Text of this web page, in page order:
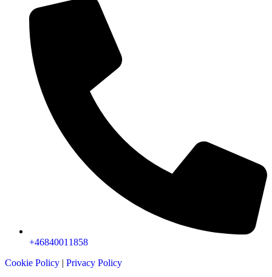
+46840011858
Cookie Policy | Privacy Policy